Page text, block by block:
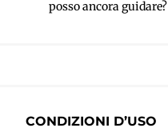
posso ancora guidare?
CONDIZIONI D’USO